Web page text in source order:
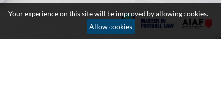
Your experience on this site will be improved by allowing cookies.
Allow cookies